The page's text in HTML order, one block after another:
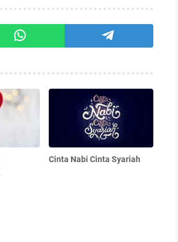
Cinta Nabi Cinta Syariah